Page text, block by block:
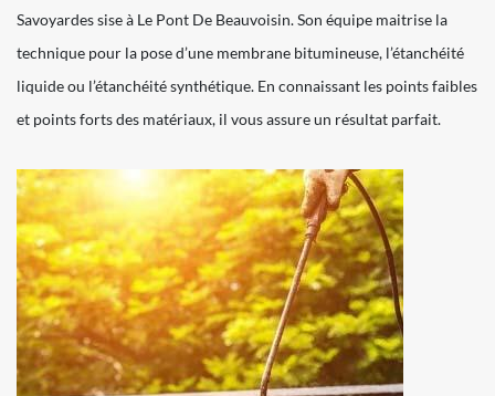
Savoyardes sise à Le Pont De Beauvoisin. Son équipe maitrise la
technique pour la pose d’une membrane bitumineuse, l’étanchéité
liquide ou l’étanchéité synthétique. En connaissant les points faibles
et points forts des matériaux, il vous assure un résultat parfait.